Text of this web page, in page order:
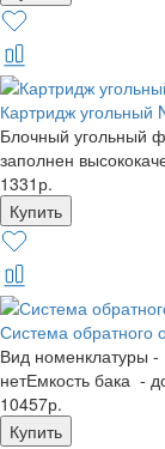
Картридж угольный
Блочный угольный
заполнен
1331р.
Система обратного
Вид номенклатуры
нетЕмкость бака -
10457р.